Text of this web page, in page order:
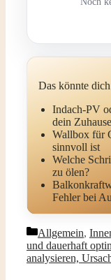
Das könnte
Indach-PV
dein Zuhause
Wallbox für
sinnvoll ist
Welche
zu ölen?
Fehler bei
Kategorien
Allgemein,
und dauerhaft
analysieren,